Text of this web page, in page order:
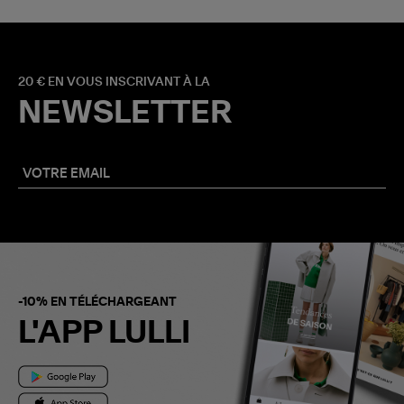
20 € EN VOUS INSCRIVANT À LA
NEWSLETTER
-10% EN TÉLÉCHARGEANT
L'APP LULLI